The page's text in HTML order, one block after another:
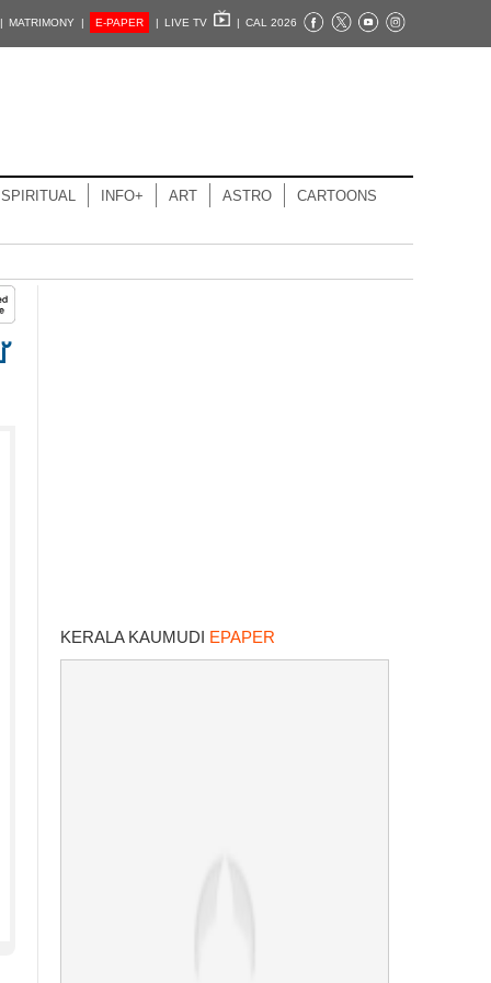
| MATRIMONY | E-PAPER | LIVE TV | CAL 2026
SPIRITUAL INFO+ ART ASTRO CARTOONS
KERALA KAUMUDI EPAPER